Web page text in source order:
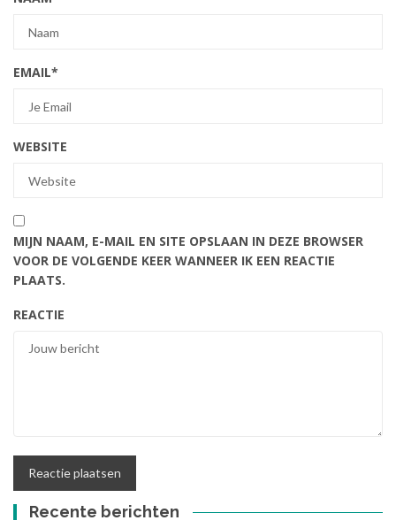
EMAIL*
WEBSITE
MIJN NAAM, E-MAIL EN SITE OPSLAAN IN DEZE BROWSER
VOOR DE VOLGENDE KEER WANNEER IK EEN REACTIE
PLAATS.
REACTIE
Recente berichten